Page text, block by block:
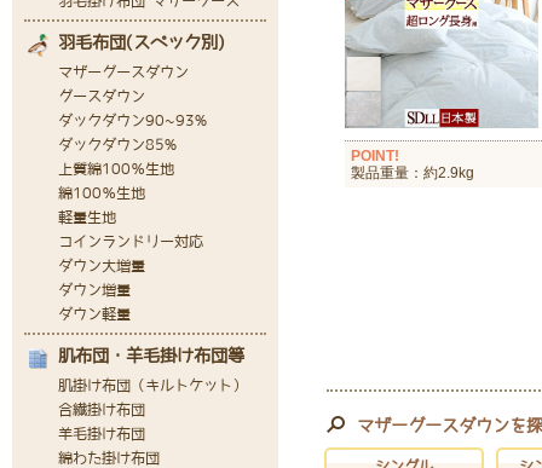
POINT!
製品重量：約2.9kg
マザーグースダウンを